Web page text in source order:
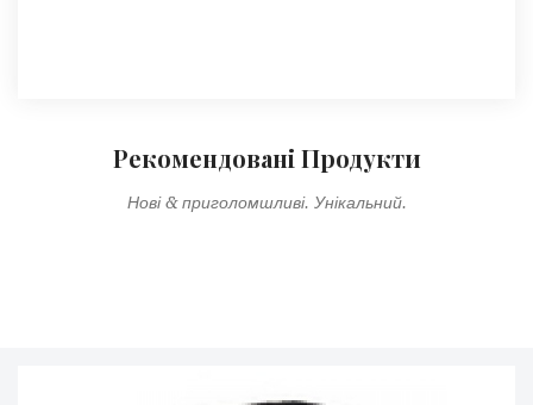
Рекомендовані Продукти
Нові & приголомшливі. Унікальний.